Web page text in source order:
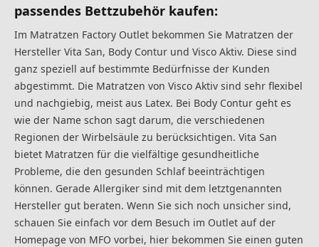
passendes Bettzubehör kaufen:
Im Matratzen Factory Outlet bekommen Sie Matratzen der
Hersteller Vita San, Body Contur und Visco Aktiv. Diese sind
ganz speziell auf bestimmte Bedürfnisse der Kunden
abgestimmt. Die Matratzen von Visco Aktiv sind sehr flexibel
und nachgiebig, meist aus Latex. Bei Body Contur geht es
wie der Name schon sagt darum, die verschiedenen
Regionen der Wirbelsäule zu berücksichtigen. Vita San
bietet Matratzen für die vielfältige gesundheitliche
Probleme, die den gesunden Schlaf beeinträchtigen
können. Gerade Allergiker sind mit dem letztgenannten
Hersteller gut beraten. Wenn Sie sich noch unsicher sind,
schauen Sie einfach vor dem Besuch im Outlet auf der
Homepage von MFO vorbei, hier bekommen Sie einen guten